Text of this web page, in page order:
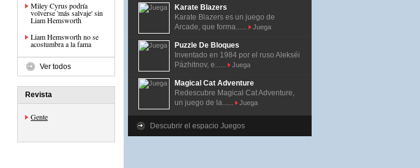
Miley Cyrus podría
volverse 'más salvaje' sin
Liam Hemsworth
Liam Hemsworth no se
acostumbra a la fama
Ver todos
Revista
Gente
Karate Blazers
Karate Blazers es un juego de
Arcade, que forma......
Juega
Puzzle De Bloques
Inventado en 1984 por el ruso Alekséi
Pázhitnov, e......
Juega
Magical Cat Adventure
Redescubre Magical Cat Adventure,
un juego de la......
Juega
Descubrir el espacio Juegos